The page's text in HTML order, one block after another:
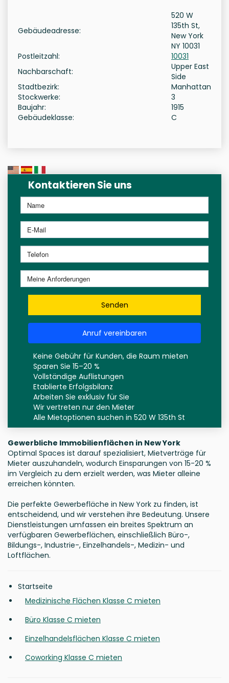
Gebäudeadresse:
520 W
135th St,
New York
NY 10031
Postleitzahl:
10031
Nachbarschaft:
Upper East
Side
Stadtbezirk:
Manhattan
Stockwerke:
3
Baujahr:
1915
Gebäudeklasse:
C
Kontaktieren Sie uns
Senden
Anruf vereinbaren
Keine Gebühr für Kunden, die Raum mieten
Sparen Sie 15–20 %
Vollständige Auflistungen
Etablierte Erfolgsbilanz
Arbeiten Sie exklusiv für Sie
Wir vertreten nur den Mieter
Alle Mietoptionen suchen in 520 W 135th St
Gewerbliche Immobilienflächen in New York
Optimal Spaces ist darauf spezialisiert, Mietverträge für
Mieter auszuhandeln, wodurch Einsparungen von 15-20 %
im Vergleich zu dem erzielt werden, was Mieter alleine
erreichen könnten.
Die perfekte Gewerbefläche in New York zu finden, ist
entscheidend, und wir verstehen ihre Bedeutung. Unsere
Dienstleistungen umfassen ein breites Spektrum an
verfügbaren Gewerbeflächen, einschließlich Büro-,
Bildungs-, Industrie-, Einzelhandels-, Medizin- und
Loftflächen.
Startseite
Medizinische Flächen Klasse C mieten
Büro Klasse C mieten
Einzelhandelsflächen Klasse C mieten
Coworking Klasse C mieten